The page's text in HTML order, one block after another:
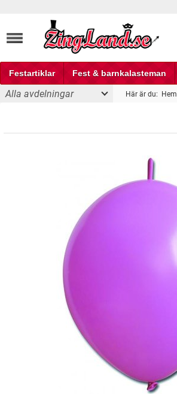
Festartiklar Fest & barnkalasteman
Fest och partyprylar
Alla avdelningar Här är du: Hem